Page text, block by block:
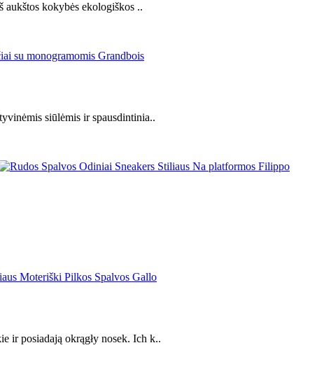
aukštos kokybės ekologiškos ..
siūlėmis ir spausdintinia..
ir posiadają okrągły nosek. Ich k..